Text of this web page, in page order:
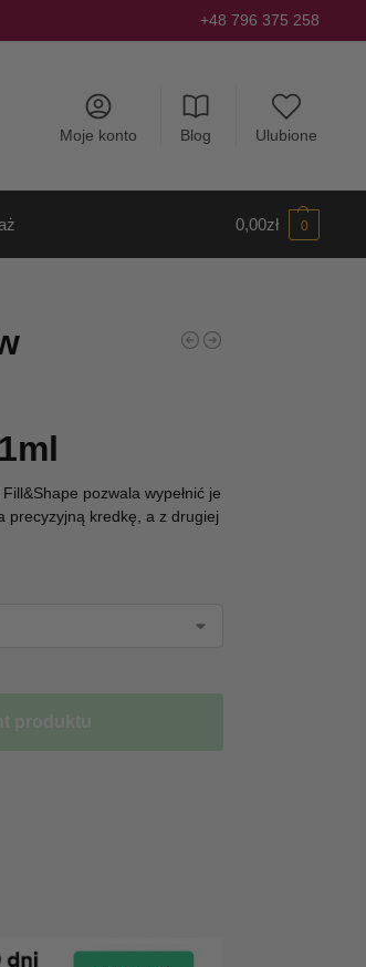
+48 796 375 258
Moje konto Blog Ulubione
0,00zł 0
pozwala wypełnić je
precyzyjną kredkę, a z drugiej
produktu